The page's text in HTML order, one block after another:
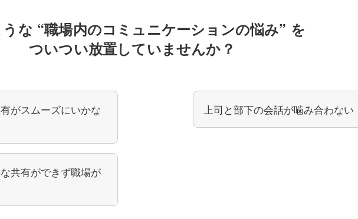
な “職場内のコミュニケーションの悩み” を
ついつい放置していませんか？
がスムーズにいかな 上司と部下の会話が噛み合わない
共有ができず職場が